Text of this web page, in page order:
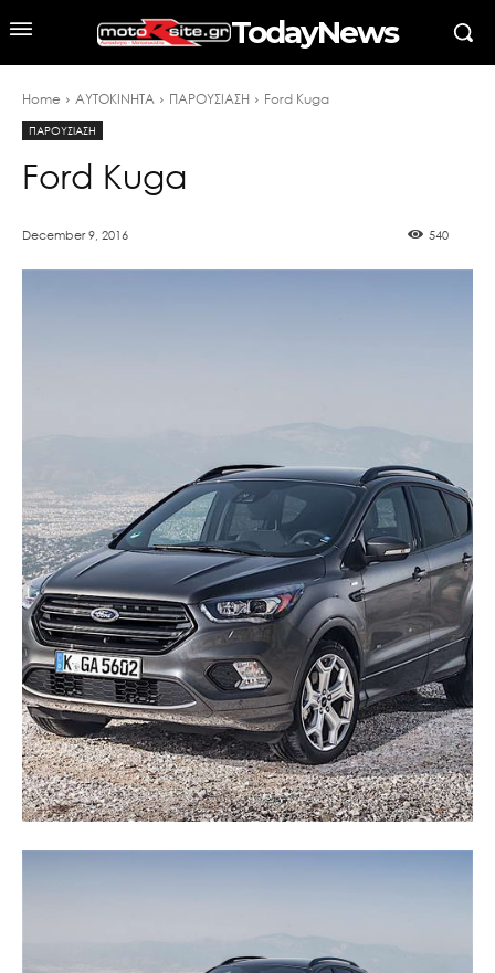
TodayNews
Home ΑΥΤΟΚΙΝΗΤΑ ΠΑΡΟΥΣΙΑΣΗ Ford Kuga
ΠΑΡΟΥΣΙΑΣΗ
Ford Kuga
December 9, 2016 540